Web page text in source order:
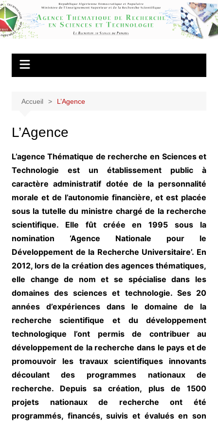
Aller
au
contenu
Agence
Thématique de
Recherche en
Accueil L’Agence
L’Agence
L’agence Thématique de recherche en Sciences et
Technologie est un établissement public à
caractère administratif dotée de la personnalité
morale et de l’autonomie financière, et est placée
sous la tutelle du ministre chargé de la recherche
scientifique. Elle fût créée en 1995 sous la
nomination ‘Agence Nationale pour le
Développement de la Recherche Universitaire’. En
2012, lors de la création des agences thématiques,
elle change de nom et se spécialise dans les
domaines des sciences et technologie. Ses 20
années d’expériences dans le domaine de la
recherche scientifique et du développement
technologique l’ont permis de contribuer au
développement de la recherche dans le pays et de
promouvoir les travaux scientifiques innovants
découlant des programmes nationaux de
recherche. Depuis sa création, plus de 1500
projets nationaux de recherche ont été
programmés, financés, suivis et évalués en son